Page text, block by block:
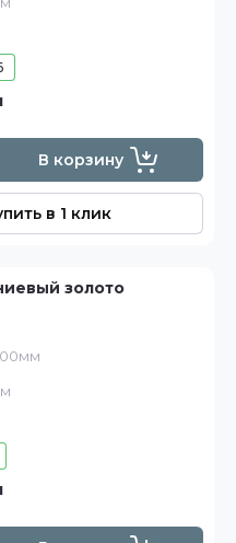
В корзину
в 1 клик
золото